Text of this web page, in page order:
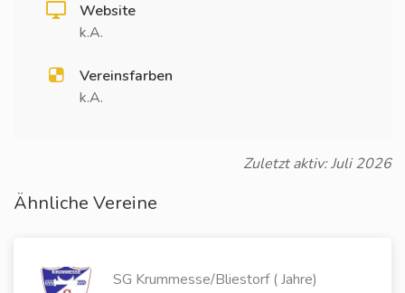
Website
k.A.
Vereinsfarben
k.A.
Zuletzt aktiv: Juli 2026
Ähnliche Vereine
SG Krummesse/Bliestorf ( Jahre)